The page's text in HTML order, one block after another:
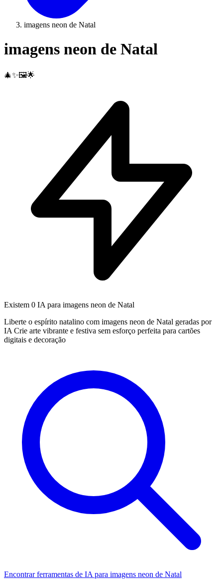
imagens neon de Natal
imagens neon de Natal
🎄✨🖼️🌟
Existem 0 IA para imagens neon de Natal
Liberte o espírito natalino com imagens neon de Natal geradas por
IA Crie arte vibrante e festiva sem esforço perfeita para cartões
digitais e decoração
Encontrar ferramentas de IA para imagens neon de Natal